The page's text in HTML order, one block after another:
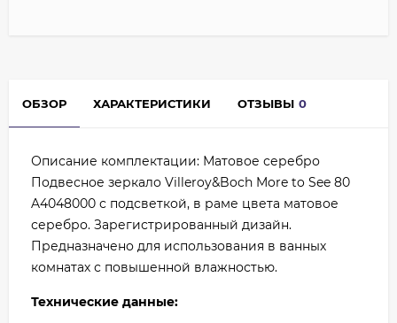
ОБЗОР ХАРАКТЕРИСТИКИ ОТЗЫВЫ 0
Описание комплектации: Матовое серебро
Подвесное зеркало Villeroy&Boch More to See 80
A4048000 с подсветкой, в раме цвета матовое
серебро. Зарегистрированный дизайн.
Предназначено для использования в ванных
комнатах с повышенной влажностью.
Технические данные: